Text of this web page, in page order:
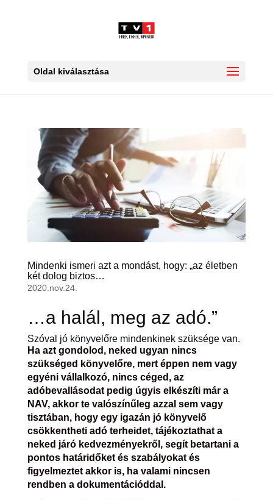
Oldal kiválasztása
Mindenki ismeri azt a mondást, hogy: „az életben
két dolog biztos…
2020.nov.24.
…a halál, meg az adó.”
Szóval jó könyvelőre mindenkinek szüksége van.
Ha azt gondolod, neked ugyan nincs
szükséged könyvelőre, mert éppen nem vagy
egyéni vállalkozó, nincs céged, az
adóbevallásodat pedig úgyis elkészíti már a
NAV, akkor te valószínűleg azzal sem vagy
tisztában, hogy egy igazán jó könyvelő
csökkentheti adó terheidet, tájékoztathat a
neked járó kedvezményekről, segít betartani a
pontos határidőket és szabályokat és
figyelmeztet akkor is, ha valami nincsen
rendben a dokumentációddal.